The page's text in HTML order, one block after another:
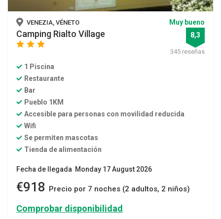
VENEZIA, VÉNETO
Camping Rialto Village
star star
Muy bueno
8,3
345 reseñas
1 Piscina
Restaurante
Bar
Pueblo 1KM
Accesible para personas con movilidad reducida
Wifi
Se permiten mascotas
Tienda de alimentación
Fecha de llegada Monday 17 August 2026
€918 Precio por 7 noches (2 adultos, 2 niños)
Comprobar disponibilidad